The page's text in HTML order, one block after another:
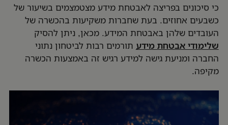
כי סיכונים בפריצה לאבטחת מידע מצטמצמים בשיעור של
כשבעים אחוזים. בעת שחברות משקיעות בהכשרה של
העובדים שלהן באבטחת המידע. מכאן, ניתן להסיק
שלימודי אבטחת מידע תורמים רבות לביטחון נתוני
החברה ומניעת גישה למידע רגיש זה באמצעות הכשרה
מקיפה.